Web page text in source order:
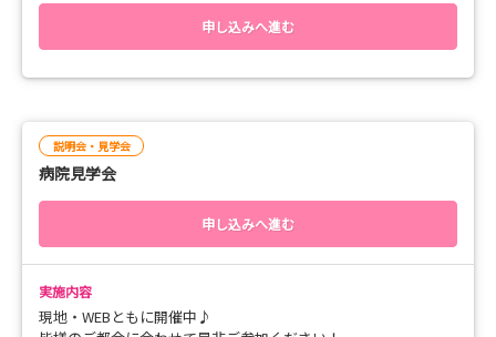
■日程
・2026年8月4日（火）
・2026年8月17日（月）
・2026年8月19日（水）
・2026年8月22日（土）
■スケジュール
12：55 集合
13：00～ 病院説明
13：40～ 院内見学
申し込みへ進む
説明会・見学会
病院見学会
申し込みへ進む
実施内容
現地・WEBともに開催中♪